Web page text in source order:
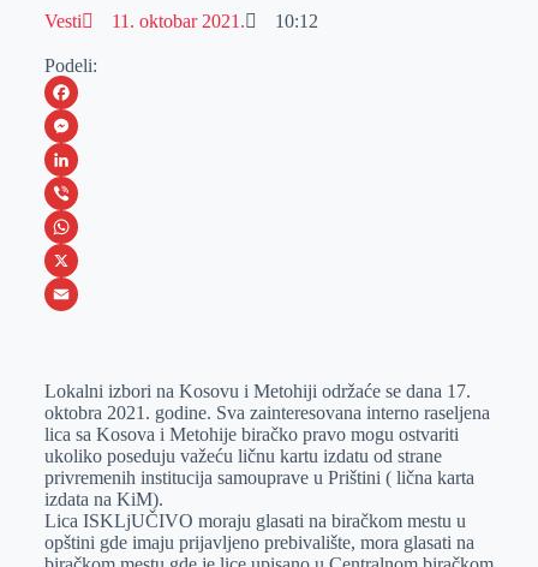
Vesti 11. oktobar 2021. 10:12
Podeli:
F
a
c
e
b
o
M
e
s
s
e
e
r
L
i
n
k
I
n
V
i
b
W
h
s
A
p
p
X
a
i
l
Lokalni izbori na Kosovu i Metohiji održaće se dana 17.
oktobra 2021. godine. Sva zainteresovana interno raseljena
lica sa Kosova i Metohije biračko pravo mogu ostvariti
ukoliko poseduju važeću ličnu kartu izdatu od strane
privremenih institucija samouprave u Prištini ( lična karta
izdata na KiM).
Lica ISKLjUČIVO moraju glasati na biračkom mestu u
opštini gde imaju prijavljeno prebivalište, mora glasati na